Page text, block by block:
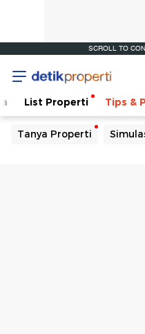
SCROLL TO
List Properti Tips &
Tanya Properti